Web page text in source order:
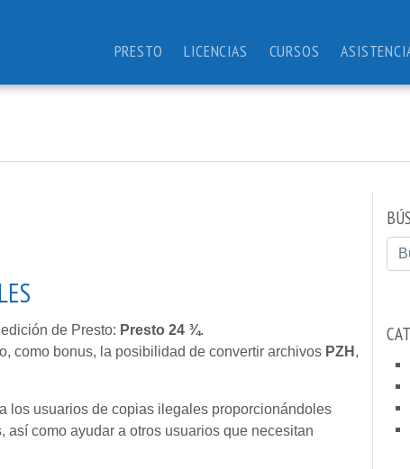
PRESTO LICENCIAS CURSOS
de Presto: Presto 24 ¾.
como bonus, la posibilidad de convertir archivos PZH ,
los usuarios de copias ilegales proporcionándoles
como ayudar a otros usuarios que necesitan